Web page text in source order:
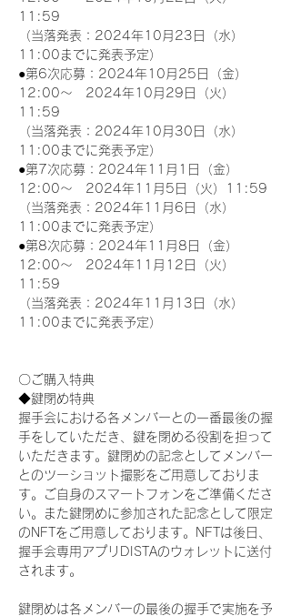
11:59
（当落発表：2024年10月23日（水）
11:00までに発表予定）
●第6次応募：2024年10月25日（金）
12:00～　2024年10月29日（火）
11:59
（当落発表：2024年10月30日（水）
11:00までに発表予定）
●第7次応募：2024年11月1日（金）
12:00～　2024年11月5日（火）11:59
（当落発表：2024年11月6日（水）
11:00までに発表予定）
●第8次応募：2024年11月8日（金）
12:00～　2024年11月12日（火）
11:59
（当落発表：2024年11月13日（水）
11:00までに発表予定）
〇ご購入特典
◆鍵閉め特典
握手会における各メンバーとの一番最後の握
手をしていただき、鍵を閉める役割を担って
いただきます。鍵閉めの記念としてメンバー
とのツーショット撮影をご用意しておりま
す。ご自身のスマートフォンをご準備くださ
い。また鍵閉めに参加された記念として限定
のNFTをご用意しております。NFTは後日、
握手会専用アプリDISTAのウォレットに送付
されます。
鍵閉めは各メンバーの最後の握手で実施を予